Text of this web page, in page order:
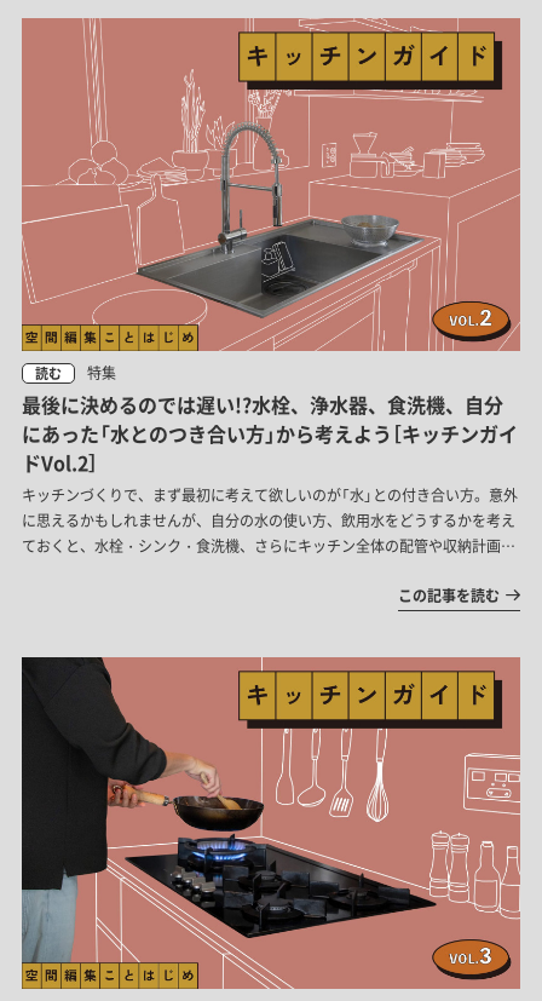
読む 特集
最後に決めるのでは遅い!?水栓、浄水器、食洗機、自分
にあった「水とのつき合い方」から考えよう［キッチンガイ
ドVol.2］
キッチンづくりで、まず最初に考えて欲しいのが「水」との付き合い方。意外
に思えるかもしれませんが、自分の水の使い方、飲用水をどうするかを考え
ておくと、水栓・シンク・食洗機、さらにキッチン全体の配管や収納計画に
この記事を読む